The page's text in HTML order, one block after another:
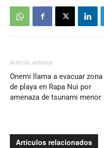
Artículo anterior
Onemi llama a evacuar zona
de playa en Rapa Nui por
amenaza de tsunami menor
Artículos relacionados